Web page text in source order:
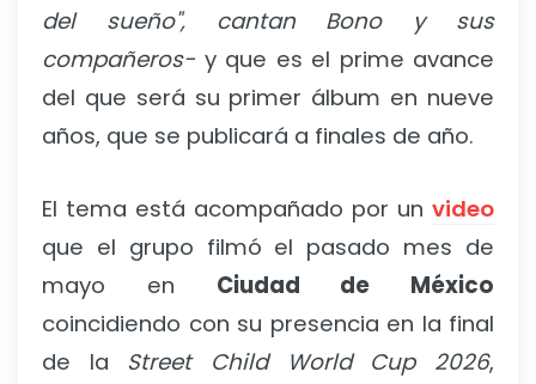
del sueño", cantan Bono y sus
compañeros- y que es el prime avance
del que será su primer álbum en nueve
años, que se publicará a finales de año.
El tema está acompañado por un video
que el grupo filmó el pasado mes de
mayo en Ciudad de México
coincidiendo con su presencia en la final
de la Street Child World Cup 2026,